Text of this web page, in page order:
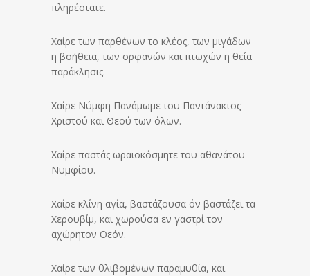
πληρέστατε.
Χαίρε των παρθένων το κλέος, των μιγάδων
η βοήθεια, των ορφανών και πτωχών η θεία
παράκλησις.
Χαίρε Νύμφη Πανάμωμε του Παντάνακτος
Χριστού και Θεού των όλων.
Χαίρε παστάς ωραιοκόσμητε του αθανάτου
Νυμφίου.
Χαίρε κλίνη αγία, βαστάζουσα όν βαστάζει τα
Χερουβίμ, και χωρούσα εν γαστρί τον
αχώρητον Θεόν.
Χαίρε των θλιβομένων παραμυθία, και